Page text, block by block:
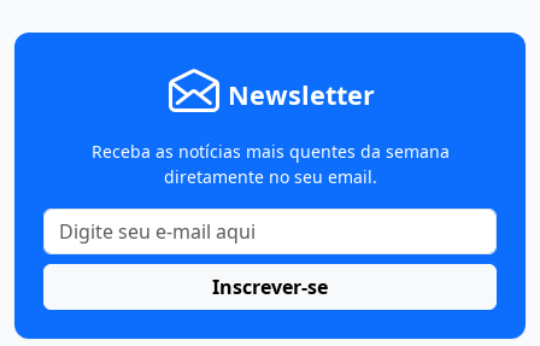
Newsletter
Receba as notícias mais quentes da semana
diretamente no seu email.
Inscrever-se